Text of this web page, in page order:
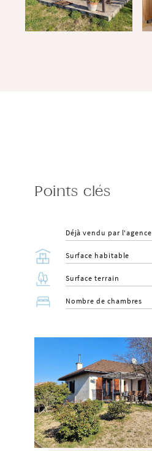
Points clés
Déjà vendu par l'agence
Surface habitable
Surface terrain
Nombre de chambres